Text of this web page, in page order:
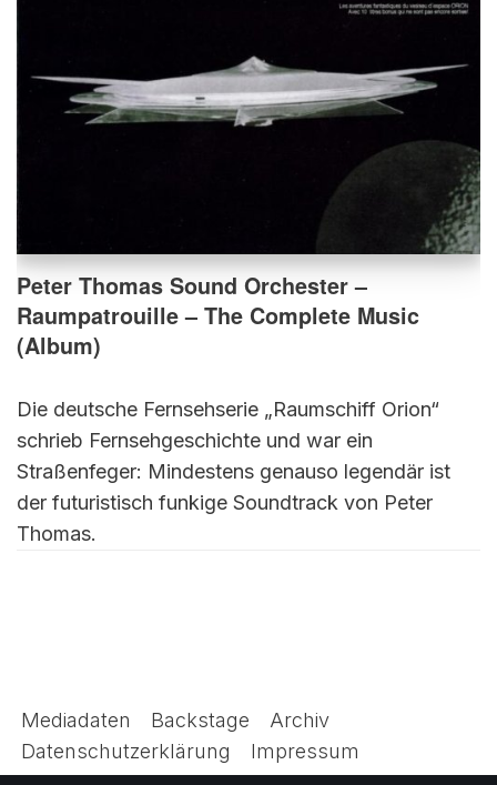
Peter Thomas Sound Orchester –
Raumpatrouille – The Complete Music
(Album)
Die deutsche Fernsehserie „Raumschiff Orion“
schrieb Fernsehgeschichte und war ein
Straßenfeger: Mindestens genauso legendär ist
der futuristisch funkige Soundtrack von Peter
Thomas.
Mediadaten Backstage
Archiv
Datenschutzerklärung
Impressum